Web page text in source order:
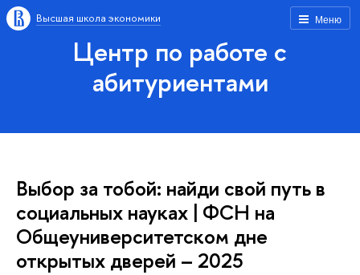
Меню
Высшая школа экономики
Центр по работе с
абитуриентами
Выбор за тобой: найди свой путь в
социальных науках | ФСН на
Общеуниверситетском дне
открытых дверей – 2025